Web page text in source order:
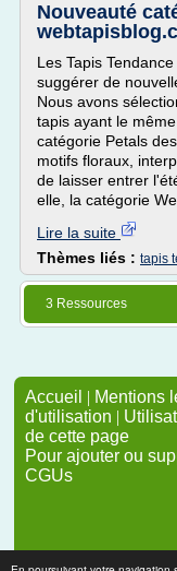
Nouveauté
Les Tapis
suggérer de
Nous avons
tapis ayant le
catégorie Petals
motifs floraux,
de laisser entrer
elle, la catégorie
Lire la suite
Thèmes liés : tapis
3 Ressources
Accueil | Mentions
d'utilisation |
de cette page
Pour ajouter ou
CGUs